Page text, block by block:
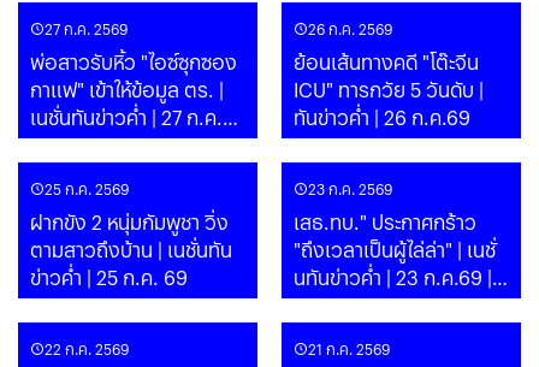
27 ก.ค. 2569
พ่อสาวรับหิ้ว "ไอซ์ซุกซอง
กาแฟ" เข้าให้ข้อมูล ตร. |
เนชั่นทันข่าวค่ำ | 27 ก.ค.69
| PART
26 ก.ค. 2569
ย้อนเส้นทางคดี "โต๊ะจีน
ICU" ทารกวัย 5 วันดับ |
ทันข่าวค่ำ | 26 ก.ค.69
25 ก.ค. 2569
ฝากขัง 2 หนุ่มกัมพูชา วิ่ง
ตามสาวถึงบ้าน | เนชั่นทัน
ข่าวค่ำ | 25 ก.ค. 69
23 ก.ค. 2569
เสธ.ทบ." ประกาศกร้าว
"ถึงเวลาเป็นผู้ไล่ล่า" | เนชั่
นทันข่าวค่ำ | 23 ก.ค.69 |
PART
22 ก.ค. 2569 21 ก.ค. 2569